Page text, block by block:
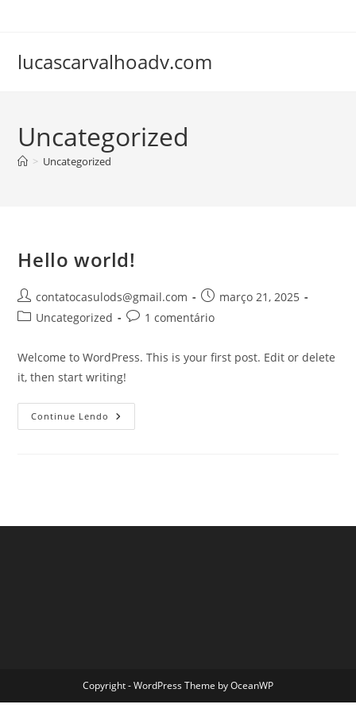
conteúdo
lucascarvalhoadv.com
Uncategorized
> Uncategorized
Hello world!
Autor
do
contatocasulods@gmail.com
Post
publicado:
março 21, 2025
Categoria
post:
Uncategorized
Comentários
post:
1 comentário
Welcome to WordPress. This is your first post. Edit or delete
it, then start writing!
Continue Lendo Hello
World!
Copyright - WordPress Theme by OceanWP